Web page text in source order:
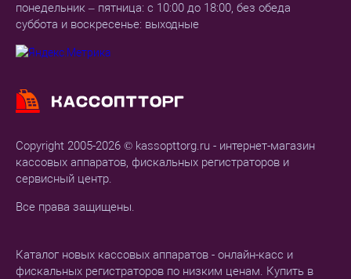
Copyright 2005-2026 © kassopttorg.ru - интернет-магазин
кассовых аппаратов, фискальных регистраторов и
сервисный центр.
Все права защищены.
Каталог новых кассовых аппаратов - онлайн-касс и
фискальных регистраторов по низким ценам. Купить в
понедельник – пятница: с 10:00 до 18:00, без обеда
суббота и воскресенье: выходные